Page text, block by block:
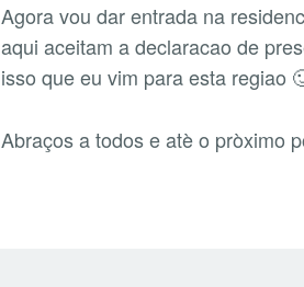
Agora vou dar entrada na
aqui aceitam a declaracao de
isso que eu vim para esta regiao
Abraços a todos e atè o pròximo